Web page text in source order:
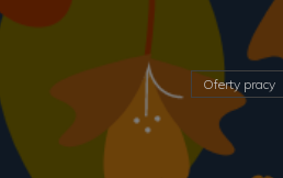
Oferty pracy